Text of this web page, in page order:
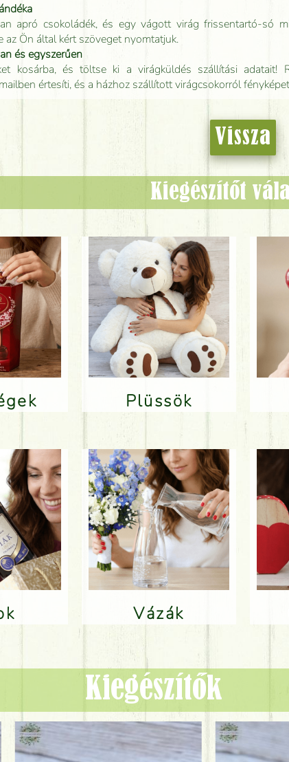
apró csokoládék, és egy vágott virág frissentartó-só
az Ön által kért szöveget nyomtatjuk.
és egyszerűen
kosárba, és töltse ki a virágküldés szállítási adatait!
értesíti, és a házhoz szállított virágcsokorról
Vissza
Kiegészítőt
Plüssök
Vázák
Kiegészítők